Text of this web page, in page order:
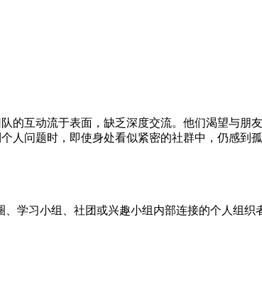
的互动流于表面，缺乏深度交流。他们渴望与
人问题时，即使身处看似紧密的社群中，仍感到孤
、学习小组、社团或兴趣小组内部连接的个人组